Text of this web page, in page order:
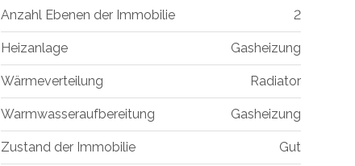
Anzahl Ebenen der Immobilie 2
Heizanlage Gasheizung
Wärmeverteilung Radiator
Warmwasseraufbereitung Gasheizung
Zustand der Immobilie Gut